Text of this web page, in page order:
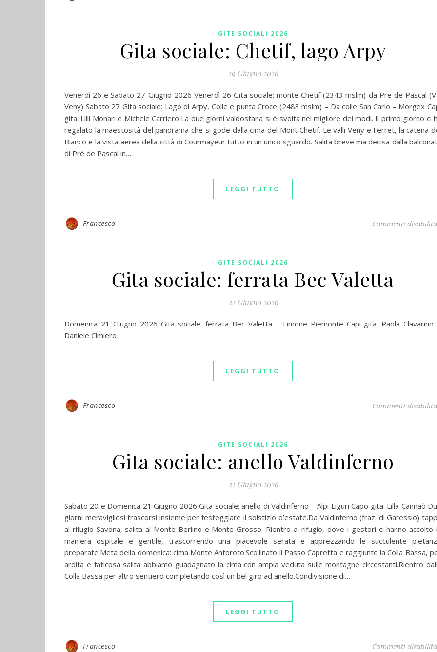
GITE SOCIALI 2026
Gita sociale: Chetif, lago Arpy
29 Giugno 2026
Venerdì 26 e Sabato 27 Giugno 2026 Venerdì 26 Gita sociale: monte Chetif (2343 mslm) da Pre de Pascal
Veny) Sabato 27 Gita sociale: Lago di Arpy, Colle e punta Croce (2483 mslm) – Da colle San Carlo – Morgex
gita: Lilli Monari e Michele Carriero La due giorni valdostana si è svolta nel migliore dei modi. Il primo giorno ci
regalato la maestosità del panorama che si gode dalla cima del Mont Chetif. Le valli Veny e Ferret, la catena
Bianco e la vista aerea della città di Courmayeur tutto in un unico sguardo. Salita breve ma decisa dalla
di Pré de Pascal in…
LEGGI TUTTO
Francesco Commenti
GITE SOCIALI 2026
Gita sociale: ferrata Bec Valetta
22 Giugno 2026
Domenica 21 Giugno 2026 Gita sociale: ferrata Bec Valetta – Limone Piemonte Capi gita: Paola Clavarino
Daniele Cimiero
LEGGI TUTTO
Francesco Commenti
GITE SOCIALI 2026
Gita sociale: anello Valdinferno
22 Giugno 2026
Sabato 20 e Domenica 21 Giugno 2026 Gita sociale: anello di Valdinferno – Alpi Liguri Capo gita: Lilla Cannaò
giorni meravigliosi trascorsi insieme per festeggiare il solstizio d’estate.Da Valdinferno (fraz. di Garessio)
al rifugio Savona, salita al Monte Berlino e Monte Grosso. Rientro al rifugio, dove i gestori ci hanno accolto
maniera ospitale e gentile, trascorrendo una piacevole serata e apprezzando le succulente
preparate.Meta della domenica: cima Monte Antoroto.Scollinato il Passo Capretta e raggiunto la Colla Bassa,
ardita e faticosa salita abbiamo guadagnato la cima con ampia veduta sulle montagne circostanti.Rientro
Colla Bassa per altro sentiero completando così un bel giro ad anello.Condivisione di…
LEGGI TUTTO
Francesco Commenti